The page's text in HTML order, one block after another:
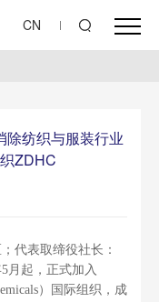
CN
除纺织与服装行业
ZDHC
代表取缔役社长：
月起，正式加入
）国际组织，成